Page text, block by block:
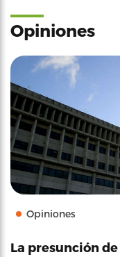
Opiniones
Opiniones
La presunción